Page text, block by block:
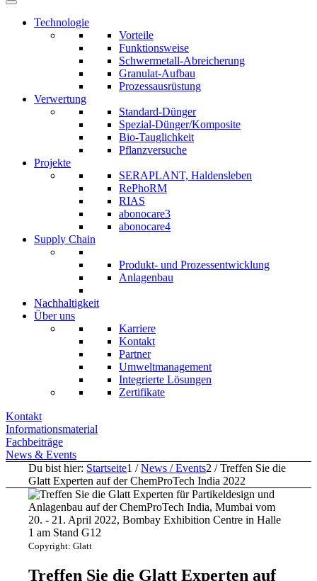
Technologie
Vorteile
Funktionsweise
Schwermetall-Abreicherung
Granulat-Aufbau
Prozessausrüstung
Verwertung
Standard-Dünger
Spezial-Dünger/Komposite
Bio-Tauglichkeit
Pflanzversuche
Projekte
SERAPLANT, Haldensleben
RePhoRM
RIAS
abonocare3
abonocare4
Supply Chain
Produkt- und Prozessentwicklung
Anlagenbau
Nachhaltigkeit
Über uns
Karriere
Kontakt
Partner
Umweltmanagement
Integrierte Lösungen
Zertifikate
Kontakt
Informationsmaterial
Fachbeiträge
News & Events
Du bist hier: Startseite1 / News / Events2 / Treffen Sie die
Glatt Experten auf der ChemProTech India 2022
Copyright: Glatt
Treffen Sie die Glatt Experten auf